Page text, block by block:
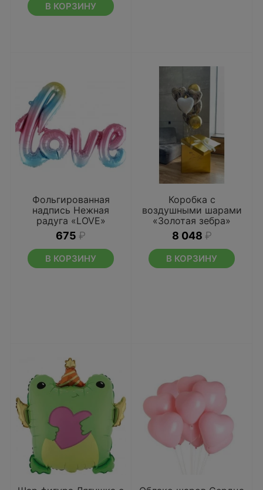
В КОРЗИНУ
Фольгированная
надпись Нежная
радуга «LOVE»
675 ₽
В КОРЗИНУ
Коробка с
воздушными шарами
«Золотая зебра»
8 048 ₽
В КОРЗИНУ